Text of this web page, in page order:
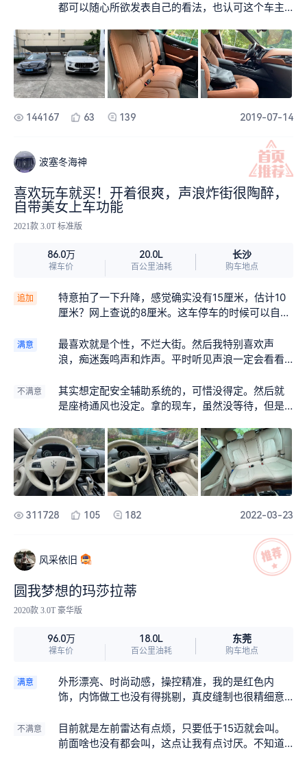
上苍不杀之恩，感谢神车护我周全，在我的往后余
粉丝，空气悬挂系统不是盖的，能上高山，能下赛
然油耗比较高，虽然二手市场保值率很低，我开了3
0万公里的奔驰都不会卖，更不会卖这台，二手与我
无关，虽然大家说的内饰设计没科技感，虽然空间
比不上卡宴，但完美匹配了我购车前的设定，我非
常满意！
都可以随心所欲发表自己的看法，也认可这个车主
一通？只能不看网络非车主的评论，只有自己买了
用了才有资格评论这台车。这也是为什么要发这个
口啤的目的！记得有车主说过：“你要是以丰田或雷
克萨斯等开不坏的车标准来衡量这台车，趁早放弃
吧，免得自己后悔！”我觉得说得非常对，大家共
勉！
144167 63 139 2019-07-14
波塞冬海神
喜欢玩车就买！开着很爽，声浪炸街很陶醉，
自带美女上车功能
2021款 3.0T 标准版
86.0万
裸车价
20.0L
百公里油耗
长沙
购车地点
追加
特意拍了一下升降，感觉确实没有15厘米，估计10
厘米？网上查说的8厘米。这车停车的时候可以自动
二手车座椅摩擦痕迹很重。降下来后车子没那么好
看，升降前后驾驶感觉很明显，就是升起到4 5的时
也会自动下降底盘。
满意
最喜欢就是个性，不烂大街。然后我特别喜欢声
浪，痴迷轰鸣声和炸声。平时听见声浪一定会看看
活得随性点，不要被太多理性束缚了。当然，每个
人生活理念不同，有些人觉得车是工具，而我觉得
至跟车都会有人让行，开着声浪会感觉没那么多人
插挤。 20年第一次去4s看过一次，结果没多久用掉
一笔钱投资，21年又去看，又准备买，结果又投资
了东西用了。反过来看，投资并不理想，早知道早
点买车得了。 车子可以升降15厘米感觉蛮好的，平
时开高点有俯视感，霸气的心态。高速设低一点，
动上车功能，停车看说明书然后轰油门玩，真的有
个美女自动上车了。很多朋友听闻后捶足顿胸没买
高调的车！——另外，运动模式在低转速也会有回
火声，喜欢声浪的应该知道，松油门以后有个小爆
炸回火声，好爽😄另外这车不大众，几次有保安问
这车得几百万？？以前看视频很多女生对豪车的概
念就是“玛莎拉蒂 法拉利，兰博基尼”，可能她们不
怎么研究车子价格吧。实际一台揽胜起步就比这个
贵了😂😂😂
不满意
其实想定配安全辅助系统的，可惜没得定。然后就
是座椅通风也没定。拿的现车，虽然没等待，但是
是运动模式加暴力驾驶，油耗22升/100公里，大概
1.8元/公里……然后碎石路减震不是很好，大的坑感
觉还是很好。不知道是不是前后轮轴距长，转弯半
径有点大，四车道的路掉头都擦了路边，轮毂擦掉
漆，以前车子5年都没擦过……
311728 105 182 2022-03-23
风采依旧
圆我梦想的玛莎拉蒂
2020款 3.0T 豪华版
96.0万
裸车价
18.0L
百公里油耗
东莞
购车地点
满意
外形漂亮、时尚动感，操控精准，我的是红色内
饰，内饰做工也没有得挑剔，真皮缝制也很精细意
门。开启运动模式后声浪也有点小浪，注意是没有
跑车那种炸街的声音。我加装了星空顶和电动升降
不满意
目前就是左前雷达有点烦，只要低于15迈就会叫。
前面啥也没有都会叫，这点让我有点讨厌。不知道